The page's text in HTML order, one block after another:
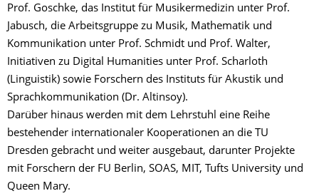
Prof. Goschke, das Institut für Musikermedizin unter Prof.
Jabusch, die Arbeitsgruppe zu Musik, Mathematik und
Kommunikation unter Prof. Schmidt und Prof. Walter,
Initiativen zu Digital Humanities unter Prof. Scharloth
(Linguistik) sowie Forschern des Instituts für Akustik und
Sprachkommunikation (Dr. Altinsoy).
Darüber hinaus werden mit dem Lehrstuhl eine Reihe
bestehender internationaler Kooperationen an die TU
Dresden gebracht und weiter ausgebaut, darunter Projekte
mit Forschern der FU Berlin, SOAS, MIT, Tufts University und
Queen Mary.